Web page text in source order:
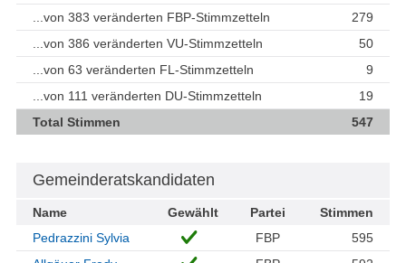
...von 383 veränderten FBP-Stimmzetteln
279
...von 386 veränderten VU-Stimmzetteln
50
...von 63 veränderten FL-Stimmzetteln
9
...von 111 veränderten DU-Stimmzetteln
19
Total Stimmen
547
Gemeinderatskandidaten
Name Gewählt Partei
Stimmen
Pedrazzini Sylvia
FBP
595